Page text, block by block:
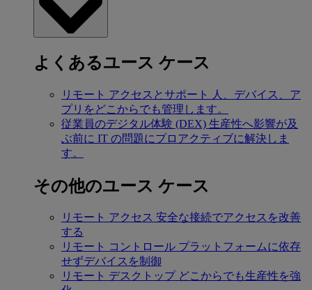
よくあるユース ケース
リモート アクセスとサポート
人、デバイス、ア
プリをどこからでも管理します。
従業員のデジタル体験 (DEX) 生産性へ影響が及
ぶ前に IT の問題にプロアクティブに解決しま
す。
その他のユース ケース
リモート アクセス 安全な接続でアクセスを改善
する
リモート コントロール プラットフォームに依存
せずデバイスを制御
リモート デスクトップ どこからでも生産性を強